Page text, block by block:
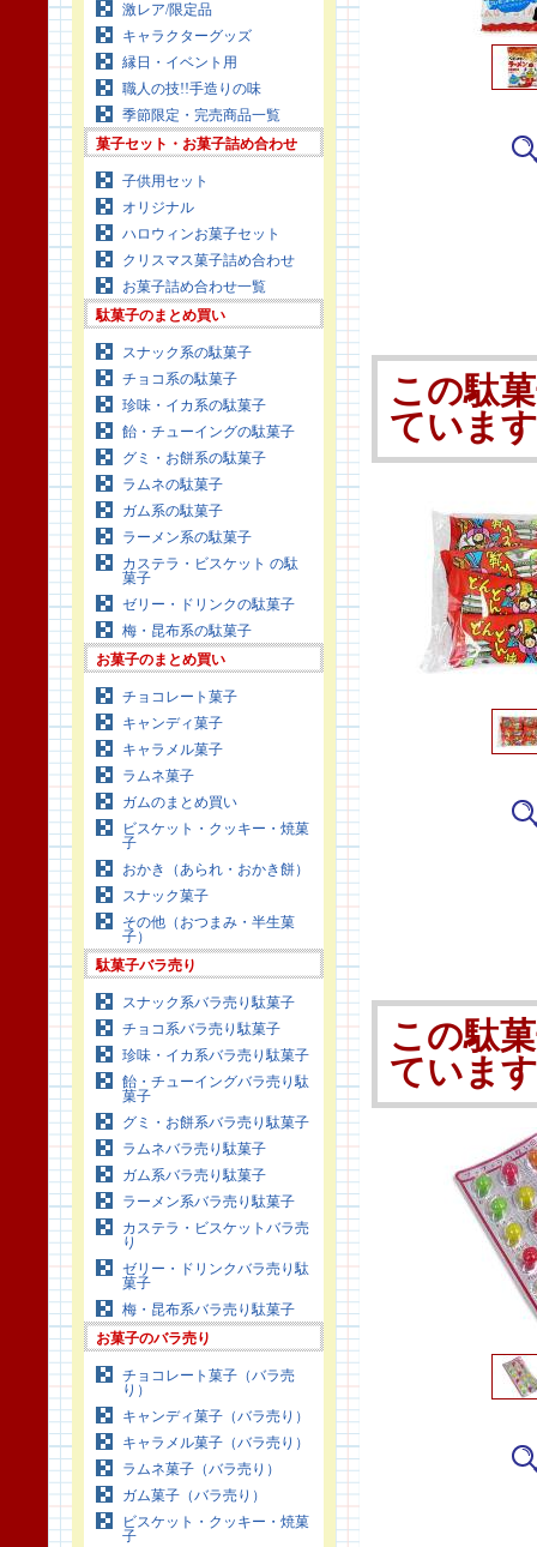
激レア/限定品
キャラクターグッズ
縁日・イベント用
職人の技!!手造りの味
季節限定・完売商品一覧
菓子セット・お菓子詰め合わせ
子供用セット
オリジナル
ハロウィンお菓子セット
クリスマス菓子詰め合わせ
お菓子詰め合わせ一覧
駄菓子のまとめ買い
スナック系の駄菓子
チョコ系の駄菓子
珍味・イカ系の駄菓子
飴・チューイングの駄菓子
グミ・お餅系の駄菓子
ラムネの駄菓子
ガム系の駄菓子
ラーメン系の駄菓子
カステラ・ビスケット の駄
菓子
ゼリー・ドリンクの駄菓子
梅・昆布系の駄菓子
お菓子のまとめ買い
チョコレート菓子
キャンディ菓子
キャラメル菓子
ラムネ菓子
ガムのまとめ買い
ビスケット・クッキー・焼菓
子
おかき（あられ・おかき餅）
スナック菓子
その他（おつまみ・半生菓
子）
駄菓子バラ売り
スナック系バラ売り駄菓子
チョコ系バラ売り駄菓子
珍味・イカ系バラ売り駄菓子
飴・チューイングバラ売り駄
菓子
グミ・お餅系バラ売り駄菓子
ラムネバラ売り駄菓子
ガム系バラ売り駄菓子
ラーメン系バラ売り駄菓子
カステラ・ビスケットバラ売
り
ゼリー・ドリンクバラ売り駄
菓子
梅・昆布系バラ売り駄菓子
お菓子のバラ売り
チョコレート菓子（バラ売
り）
キャンディ菓子（バラ売り）
キャラメル菓子（バラ売り）
ラムネ菓子（バラ売り）
ガム菓子（バラ売り）
ビスケット・クッキー・焼菓
子
この駄
ていま
この駄
ていま